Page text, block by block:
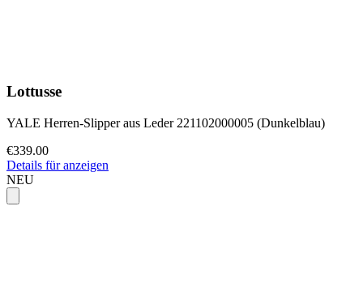
Lottusse
YALE Herren-Slipper aus Leder 221102000005 (Dunkelblau)
€339.00
Details für anzeigen
NEU